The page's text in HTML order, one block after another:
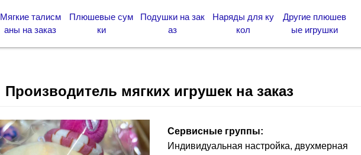
Мягкие талисм
аны на заказ
Плюшевые сум
ки
Подушки на зак
аз
Наряды для ку
кол
Другие плюшев
ые игрушки
Производитель мягких игрушек на заказ
Сервисные группы:
Индивидуальная настройка, двухмерная